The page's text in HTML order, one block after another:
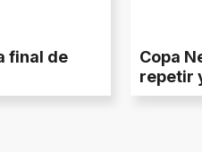
final de
Copa
repetir